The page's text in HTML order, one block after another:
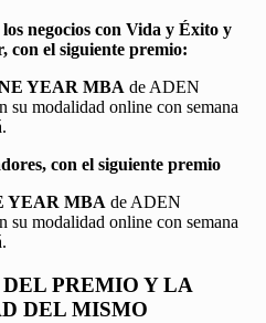
negocios con Vida y Éxito y
con el siguiente premio:
YEAR MBA de ADEN
su modalidad online con semana
con el siguiente premio
YEAR MBA de ADEN
su modalidad online con semana
PREMIO Y LA
DEL MISMO